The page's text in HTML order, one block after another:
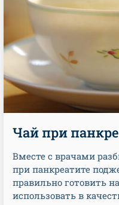
Чай при
Вместе с врачами
при панкреатите
правильно готовить
использовать в